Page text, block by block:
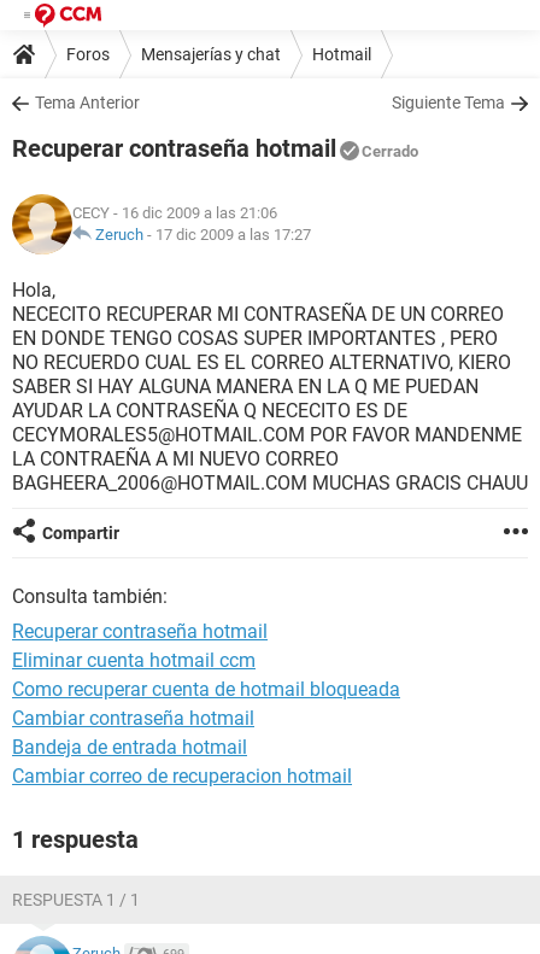
Foros Mensajerías y chat Hotmail
Tema Anterior Siguiente Tema
Recuperar contraseña hotmail Cerrado
CECY - 16 dic 2009 a las 21:06
Zeruch - 17 dic 2009 a las 17:27
Hola,
NECECITO RECUPERAR MI CONTRASEÑA DE UN CORREO
EN DONDE TENGO COSAS SUPER IMPORTANTES , PERO
NO RECUERDO CUAL ES EL CORREO ALTERNATIVO, KIERO
SABER SI HAY ALGUNA MANERA EN LA Q ME PUEDAN
AYUDAR LA CONTRASEÑA Q NECECITO ES DE
CECYMORALES5@HOTMAIL.COM POR FAVOR MANDENME
LA CONTRAEÑA A MI NUEVO CORREO
BAGHEERA_2006@HOTMAIL.COM MUCHAS GRACIS CHAUU
Compartir
Consulta también:
Recuperar contraseña hotmail
Eliminar cuenta hotmail ccm
Como recuperar cuenta de hotmail bloqueada
Cambiar contraseña hotmail
Bandeja de entrada hotmail
Cambiar correo de recuperacion hotmail
1 respuesta
RESPUESTA 1 / 1